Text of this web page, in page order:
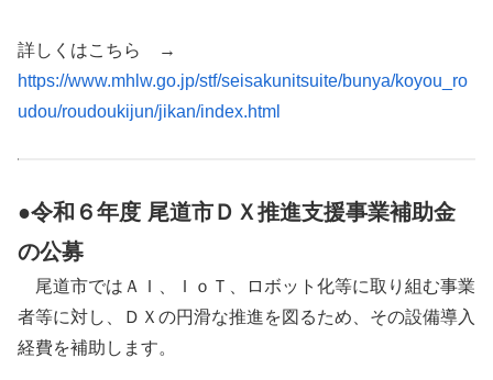
詳しくはこちら →
https://www.mhlw.go.jp/stf/seisakunitsuite/bunya/koyou_ro
udou/roudoukijun/jikan/index.html
●令和６年度 尾道市ＤＸ推進支援事業補助金
の公募
尾道市ではＡＩ、ＩｏＴ、ロボット化等に取り組む事業
者等に対し、ＤＸの円滑な推進を図るため、その設備導入
経費を補助します。